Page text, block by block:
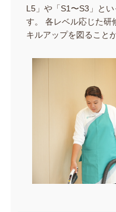
L5」や「S1〜S3」と
す。 各レベル応じた研
キルアップを図ること